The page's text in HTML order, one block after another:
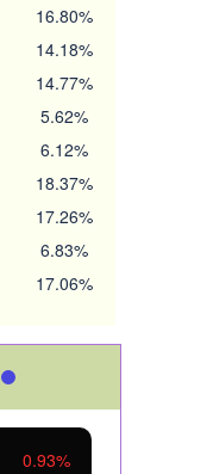
16.80%
14.18%
14.77%
5.62%
6.12%
18.37%
17.26%
6.83%
17.06%
1.01%